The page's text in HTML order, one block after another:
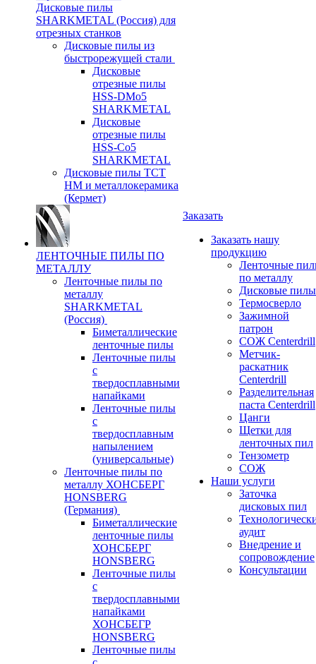
Дисковые пилы
SHARKMETAL (Россия) для
отрезных станков
Дисковые пилы из
быстрорежущей стали
Дисковые
отрезные пилы
HSS-DMo5
SHARKMETAL
Дисковые
отрезные пилы
HSS-Co5
SHARKMETAL
Дисковые пилы ТСТ
НМ и металлокерамика
(Кермет)
ЛЕНТОЧНЫЕ ПИЛЫ ПО
МЕТАЛЛУ
Ленточные пилы по
металлу
SHARKMETAL
(Россия)
Биметаллические
ленточные пилы
Ленточные пилы
с
твердосплавными
напайками
Ленточные пилы
с
твердосплавным
напылением
(универсальные)
Ленточные пилы по
металлу ХОНСБЕРГ
HONSBERG
(Германия)
Биметаллические
ленточные пилы
ХОНСБЕРГ
HONSBERG
Ленточные пилы
с
твердосплавными
напайками
ХОНСБЕГР
HONSBERG
Ленточные пилы
Заказать
Заказать нашу
продукцию
Ленточные
по металлу
Дисковые пилы
Термосверло
Зажимной
патрон
СОЖ Centerdrill
Метчик-
раскатник
Centerdrill
Разделительная
паста Centerdrill
Цанги
Щетки для
ленточных пил
Тензометр
СОЖ
Наши услуги
Заточка
дисковых пил
аудит
Внедрение и
сопровождение
Консультации